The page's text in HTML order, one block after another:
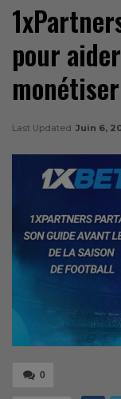
pour
Last Updated Juin 6,
0